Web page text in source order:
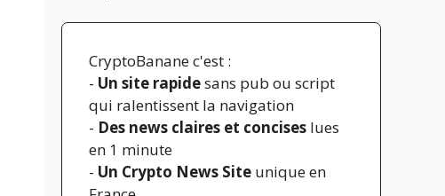
CryptoBanane c'est :
- Un site rapidesans pub ou script
qui ralentissent la navigation
- Des news claires et concises lues
en 1 minute
- Un Crypto News Site unique en